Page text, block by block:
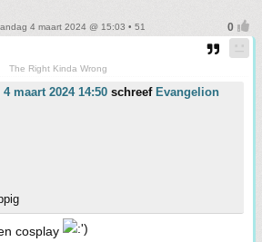
4 maart 2024 @ 15:03 • 51
The Right Kinda Wrong
maart 2024 14:50 schreef Evangelion
cosplay